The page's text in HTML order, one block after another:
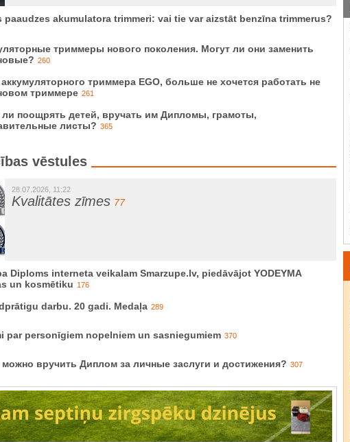
paaudzes akumulatora trimmeri: vai tie var aizstāt benzīna trimmerus?
триммеры нового поколения. Могут ли они заменить
260
триммера EGO, больше не хочется работать не
триммере 261
поощрять детей, вручать им Дипломы, грамоты,
листы? 365
vēstules
28.07.2026, 11:22
Kvalitātes zīmes 77
Diploms interneta veikalam Smarzupe.lv, piedāvājot YODEYMA
un kosmētiku 176
darbu. 20 gadi. Medaļa 289
par personīgiem nopelniem un sasniegumiem 370
можно вручить Диплом за личные заслуги и достижения? 307